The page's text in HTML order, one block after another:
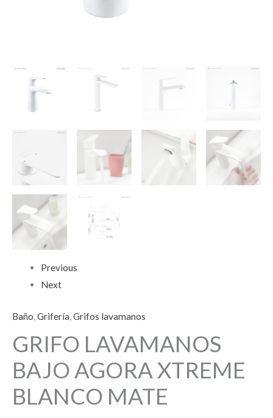
Previous
Next
Baño,Grifería,Grifos lavamanos
GRIFO LAVAMANOS
BAJO AGORA XTREME
BLANCO MATE